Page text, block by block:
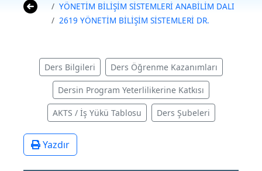
YÖNETİM BİLİŞİM SİSTEMLERİ ANABİLİM DALI
2619 YÖNETİM BİLİŞİM SİSTEMLERİ DR.
Ders Bilgileri Ders Öğrenme Kazanımları
Dersin Program Yeterlilikerine Katkısı
AKTS / İş Yükü Tablosu Ders Şubeleri
Yazdır